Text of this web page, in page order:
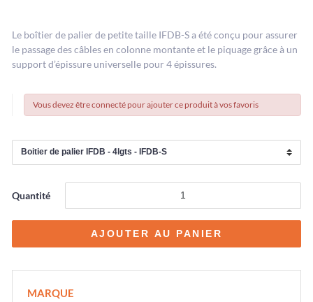
Le boîtier de palier de petite taille IFDB-S a été conçu pour assurer
le passage des câbles en colonne montante et le piquage grâce à un
support d’épissure universelle pour 4 épissures.
Vous devez être connecté pour ajouter ce produit à vos favoris
Quantité
MARQUE